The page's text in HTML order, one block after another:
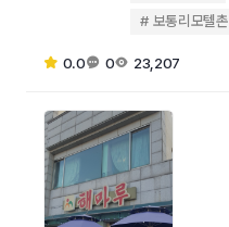
보통리모텔촌
0.0 0 23,207